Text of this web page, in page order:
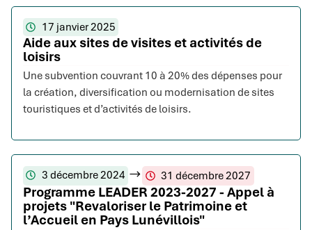
17 janvier 2025
Aide aux sites de visites et activités de
loisirs
Une subvention couvrant 10 à 20% des dépenses pour
la création, diversification ou modernisation de sites
touristiques et d’activités de loisirs.
3 décembre 2024 31 décembre 2027
Programme LEADER 2023-2027 - Appel à
projets "Revaloriser le Patrimoine et
l’Accueil en Pays Lunévillois"